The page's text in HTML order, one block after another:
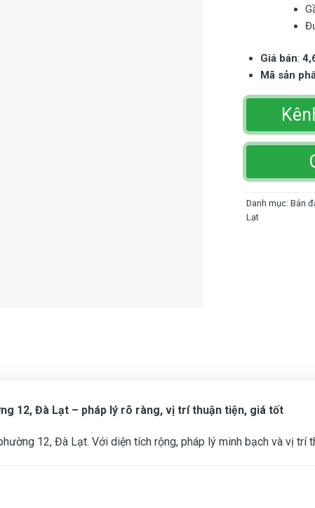
Giá bán:
Mã sản
Danh mục:Bán
Lạt
12, Đà Lạt – pháp lý rõ ràng, vị trí thuận tiện, giá tốt
12, Đà Lạt. Với diện tích rộng, pháp lý minh bạch và vị